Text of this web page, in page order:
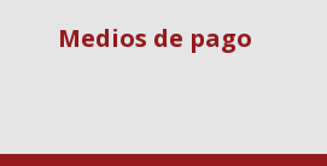
Medios de pago